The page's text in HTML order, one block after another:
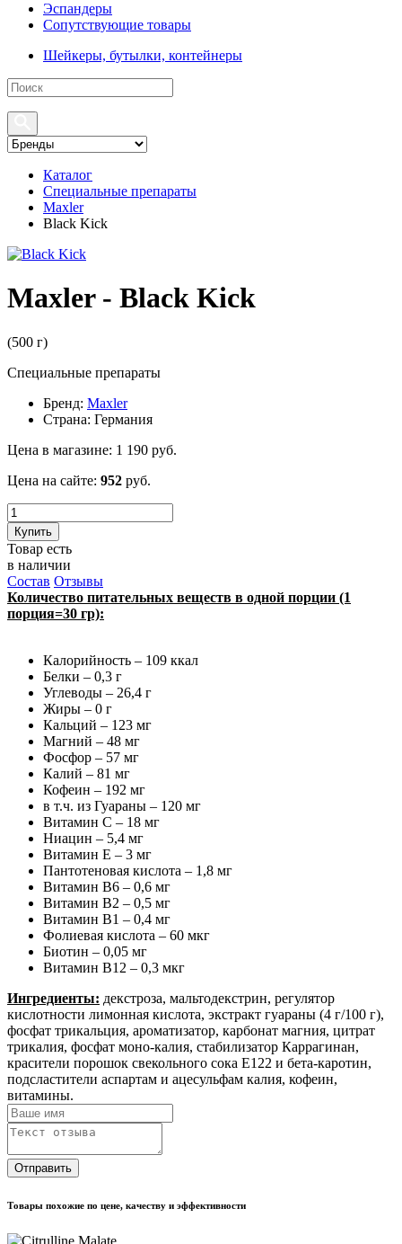
Эспандеры
Сопутствующие товары
Шейкеры, бутылки, контейнеры
Каталог
Специальные препараты
Maxler
Black Kick
Maxler - Black Kick
(500 г)
Специальные препараты
Бренд: Maxler
Страна: Германия
Цена в магазине: 1 190 руб.
Цена на сайте: 952 руб.
Купить
Товар есть
в наличии
Состав Отзывы
Количество питательных веществ в одной порции (1
порция=30 гр):
Калорийность – 109 ккал
Белки – 0,3 г
Углеводы – 26,4 г
Жиры – 0 г
Кальций – 123 мг
Магний – 48 мг
Фосфор – 57 мг
Калий – 81 мг
Кофеин – 192 мг
в т.ч. из Гуараны – 120 мг
Витамин С – 18 мг
Ниацин – 5,4 мг
Витамин Е – 3 мг
Пантотеновая кислота – 1,8 мг
Витамин В6 – 0,6 мг
Витамин В2 – 0,5 мг
Витамин В1 – 0,4 мг
Фолиевая кислота – 60 мкг
Биотин – 0,05 мг
Витамин В12 – 0,3 мкг
Ингредиенты: декстроза, мальтодекстрин, регулятор
кислотности лимонная кислота, экстракт гуараны (4 г/100 г),
фосфат трикальция, ароматизатор, карбонат магния, цитрат
трикалия, фосфат моно-калия, стабилизатор Каррагинан,
красители порошок свекольного сока Е122 и бета-каротин,
подсластители аспартам и ацесульфам калия, кофеин,
витамины.
Отправить
Товары похожие по цене, качеству и эффективности